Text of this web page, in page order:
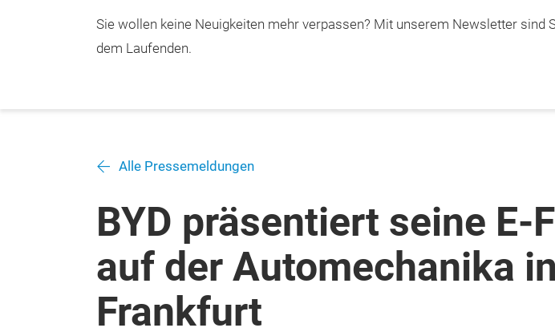
Sie wollen keine Neuigkeiten mehr verpassen? Mit unserem Newsletter sind
dem Laufenden.
Alle Pressemeldungen
BYD präsentiert seine E-
auf der Automechanika in
Frankfurt